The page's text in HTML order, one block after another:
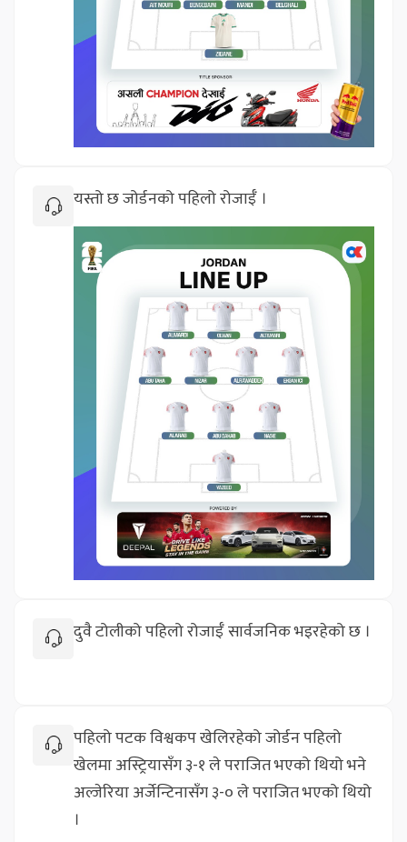
यस्तो छ जोर्डनको पहिलो रोजाईँ ।
दुवै टोलीको पहिलो रोजाईँ सार्वजनिक भइरहेको छ ।
पहिलो पटक विश्वकप खेलिरहेको जोर्डन पहिलो
खेलमा अस्ट्रियासँग ३-१ ले पराजित भएको थियो भने
अल्जेरिया अर्जेन्टिनासँग ३-० ले पराजित भएको थियो
।